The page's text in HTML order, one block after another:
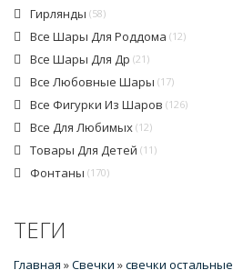
Гирлянды (58)
Все Шары Для Роддома (12)
Все Шары Для Др (21)
Все Любовные Шары (17)
Все Фигурки Из Шаров (126)
Все Для Любимых (12)
Товары Для Детей (11)
Фонтаны (170)
ТЕГИ
Главная »Свечки »свечки остальные